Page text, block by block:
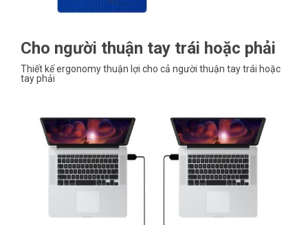
Cho người thuận tay trái hoặc phải
Thiết kế ergonomy thuận lợi cho cả người thuận tay trái hoặc
tay phải